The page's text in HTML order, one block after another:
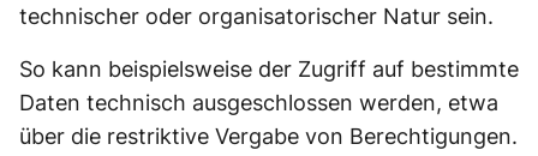
technischer oder organisatorischer Natur sein.
So kann beispielsweise der Zugriff auf bestimmte
Daten technisch ausgeschlossen werden, etwa
über die restriktive Vergabe von Berechtigungen.